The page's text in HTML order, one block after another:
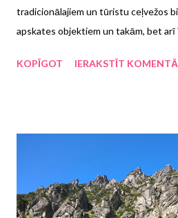
tradicionālajiem un tūristu ceļvežos
apskates objektiem un takām, bet arī
izpētījusi un sagatavojusi gana
lēzenāku apvidu. Šis ir maršruts,
citiem ceļotājiem, īpaši ģimenēm ar
KOPĪGOT IERAKSTĪT